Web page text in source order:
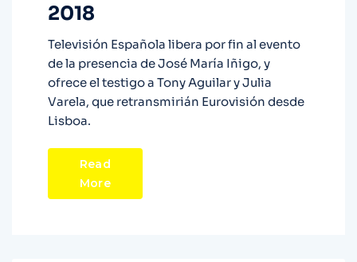
2018
Televisión Española libera por fin al evento
de la presencia de José María Iñigo, y
ofrece el testigo a Tony Aguilar y Julia
Varela, que retransmirián Eurovisión desde
Lisboa.
Read
More